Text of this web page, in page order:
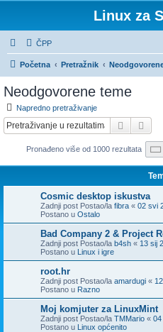
Linux za
ČPP
Početna Pretražnik
Neodgovorene teme
Napredno pretraživanje
Pronađeno više od 1000 rezultata
Cosmic desktop iskustva
Zadnji post Postao/la fibra « 02 svi
Postano u Ostalo
Bad Company 2 & Project
Zadnji post Postao/la b4sh « 13 sij
Postano u Linux i igre
root.hr
Zadnji post Postao/la amardugi «
Postano u Razno
Moj komjuter za LinuxMint
Zadnji post Postao/la TMMario « 04
Postano u Linux općenito